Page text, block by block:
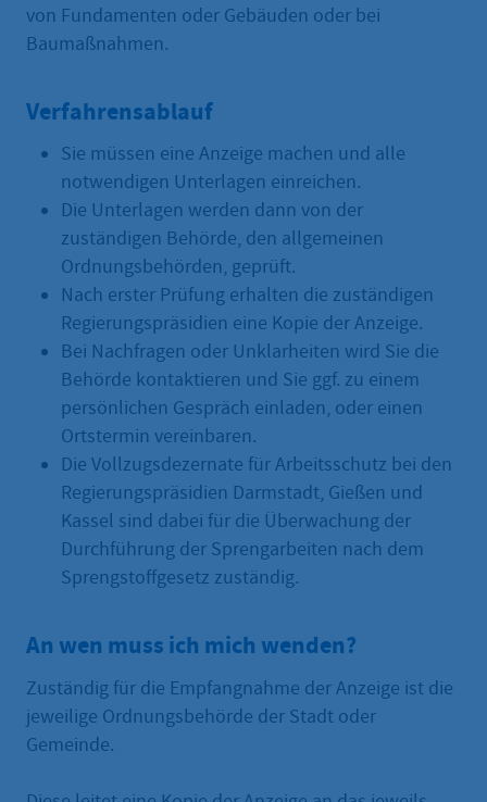
von Fundamenten oder Gebäuden oder bei
Baumaßnahmen.
Verfahrensablauf
Sie müssen eine Anzeige machen und alle
notwendigen Unterlagen einreichen.
Die Unterlagen werden dann von der
zuständigen Behörde, den allgemeinen
Ordnungsbehörden, geprüft.
Nach erster Prüfung erhalten die zuständigen
Regierungspräsidien eine Kopie der Anzeige.
Bei Nachfragen oder Unklarheiten wird Sie die
Behörde kontaktieren und Sie ggf. zu einem
persönlichen Gespräch einladen, oder einen
Ortstermin vereinbaren.
Die Vollzugsdezernate für Arbeitsschutz bei den
Regierungspräsidien Darmstadt, Gießen und
Kassel sind dabei für die Überwachung der
Durchführung der Sprengarbeiten nach dem
Sprengstoffgesetz zuständig.
An wen muss ich mich wenden?
Zuständig für die Empfangnahme der Anzeige ist die
jeweilige Ordnungsbehörde der Stadt oder
Gemeinde.